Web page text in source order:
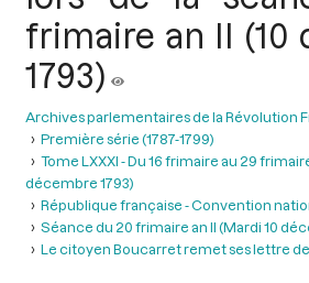
frimaire an II (10
1793)
Archives parlementaires de la Révolution
Première série (1787-1799)
Tome LXXXI - Du 16 frimaire au 29
décembre 1793)
République française - Convention
Séance du 20 frimaire an II (Mardi 10
Le citoyen Boucarret remet ses lettre